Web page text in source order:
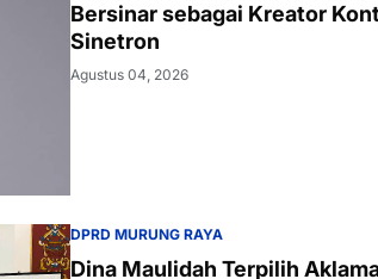
Bersinar sebagai Kreator
Sinetron
Agustus 04, 2026
DPRD MURUNG RAYA
Dina Maulidah Terpilih